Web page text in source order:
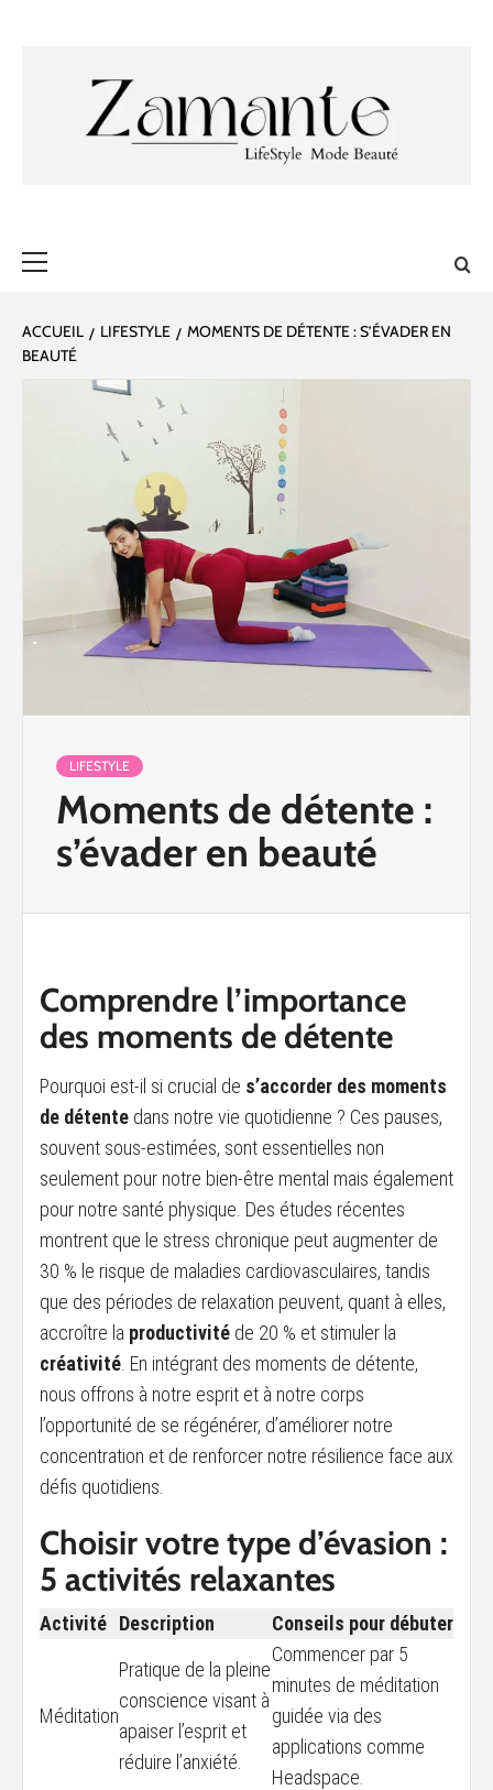
ACCUEIL LIFESTYLE
MOMENTS DE DÉTENTE : S’ÉVADER EN
BEAUTÉ
LIFESTYLE
Moments de détente :
s’évader en beauté
Comprendre l’importance
des moments de détente
Pourquoi est-il si crucial de s’accorder des moments
de détente dans notre vie quotidienne ? Ces pauses,
souvent sous-estimées, sont essentielles non
seulement pour notre bien-être mental mais également
pour notre santé physique. Des études récentes
montrent que le stress chronique peut augmenter de
30 % le risque de maladies cardiovasculaires, tandis
que des périodes de relaxation peuvent, quant à elles,
accroître la productivité de 20 % et stimuler la
créativité . En intégrant des moments de détente,
nous offrons à notre esprit et à notre corps
l’opportunité de se régénérer, d’améliorer notre
concentration et de renforcer notre résilience face aux
défis quotidiens.
Choisir votre type d’évasion :
5 activités relaxantes
Activité Description Conseils pour débuter
Méditation
Pratique de la pleine
conscience visant à
apaiser l’esprit et
réduire l’anxiété.
Commencer par 5
minutes de méditation
guidée via des
applications comme
Headspace.